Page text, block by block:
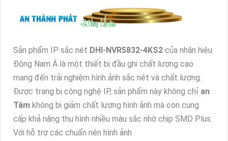
Sản phẩm IP sắc nét DHI-NVR5832-4KS2 của nhãn hiệu
Đông Nam Á là một thiết bị đầu ghi chất lượng cao
mang đến trải nghiệm hình ảnh sắc nét và chất lượng.
Được trang bị công nghệ IP, sản phẩm này không chỉ an
Tâm không bị giảm chất lượng hình ảnh mà còn cung
cấp khả năng thu hình nhiều màu sắc nhờ chip SMD Plus.
Với hỗ trợ các chuẩn nén hình ảnh